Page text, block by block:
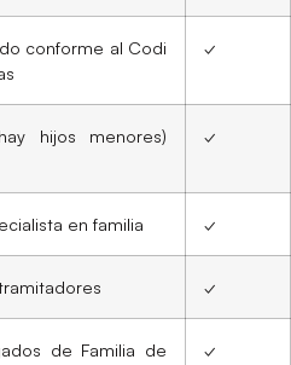
conforme al Codi
✓
hijos menores)
✓
en familia ✓
✓
de Familia de
✓